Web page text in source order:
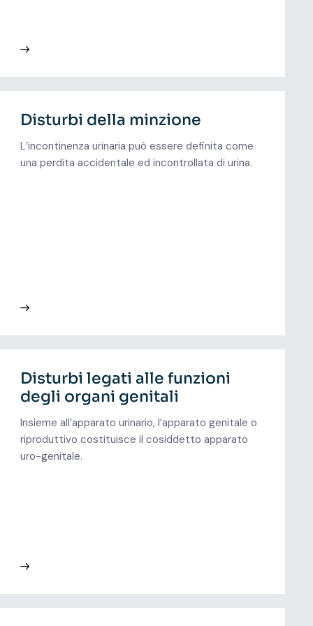
Disturbi della minzione
L’incontinenza urinaria può essere definita come
una perdita accidentale ed incontrollata di urina.
Disturbi legati alle funzioni
degli organi genitali
Insieme all’apparato urinario, l’apparato genitale o
riproduttivo costituisce il cosiddetto apparato
uro-genitale.